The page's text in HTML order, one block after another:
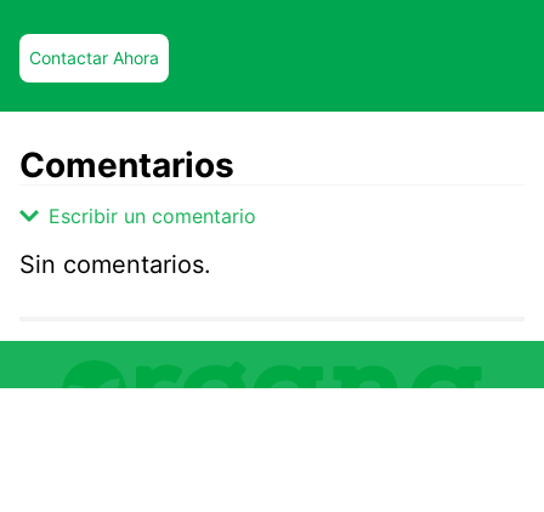
Contactar Ahora
Comentarios
Escribir un comentario
Comentario
Sin comentarios.